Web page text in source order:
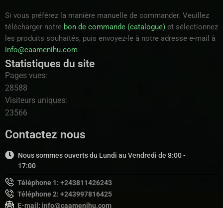
Si vous préférez la manière manuelle de commander. Veuillez
télécharger notre bon de commande (catalogue) et sélectionnez
les produits souhaités, puis envoyez-le à notre adresse e-mail à
info@caamenihu.com
Statistiques du site
Pages vues:
28588
Visiteurs uniques:
23566
Contactez nous
Nous sommes ouverts du Lundi au Vendredi de 8:00 -
17:00
Téléphone 1: +243811426243
Téléphone 2: +243997816425
E-mail: info@caamenihu.com